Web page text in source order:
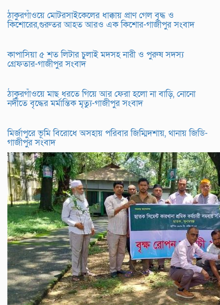
ঠাকুরগাঁওয়ে মোটরসাইকেলের ধাক্কায় প্রাণ গেল বৃদ্ধ ও
কিশোরের,গুরুতর আহত আরও এক কিশোর-গাজীপুর সংবাদ
কাপাসিয়া ৫ শত লিটার চুলাই মদসহ নারী ও পুরুষ সদস্য
গ্রেফতার-গাজীপুর সংবাদ
ঠাকুরগাঁওয়ে মাছ ধরতে গিয়ে আর ফেরা হলো না বাড়ি, নোনো
নদীতে বৃদ্ধের মর্মান্তিক মৃত্যু-গাজীপুর সংবাদ
মির্জাপুরে ভূমি বিরোধে অসহায় পরিবার জিম্মিদশায়, থানায় জিডি-
গাজীপুর সংবাদ